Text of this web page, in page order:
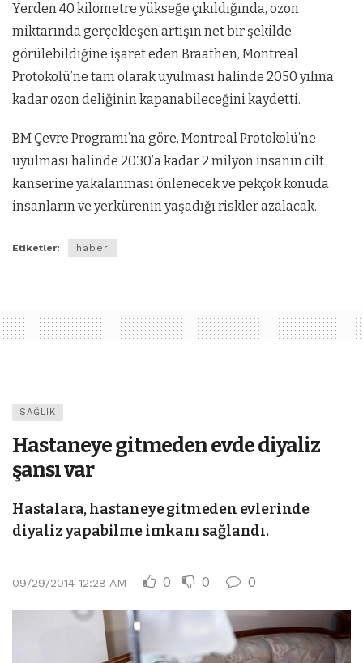
Yerden 40 kilometre yükseğe çıkıldığında, ozon
miktarında gerçekleşen artışın net bir şekilde
görülebildiğine işaret eden Braathen, Montreal
Protokolü’ne tam olarak uyulması halinde 2050 yılına
kadar ozon deliğinin kapanabileceğini kaydetti.
BM Çevre Programı’na göre, Montreal Protokolü’ne
uyulması halinde 2030’a kadar 2 milyon insanın cilt
kanserine yakalanması önlenecek ve pekçok konuda
insanların ve yerkürenin yaşadığı riskler azalacak.
Etiketler: haber
SAĞLIK
Hastaneye gitmeden evde diyaliz
şansı var
Hastalara, hastaneye gitmeden evlerinde
diyaliz yapabilme imkanı sağlandı.
09/29/2014 12:28 AM 0 0 0